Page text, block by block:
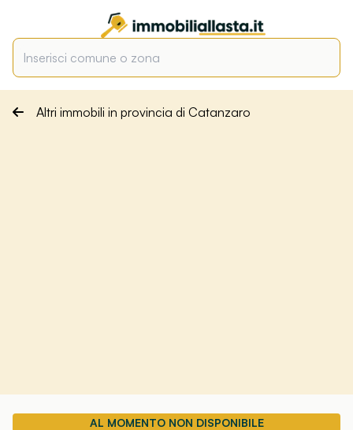
Altri immobili in provincia di Catanzaro
AL MOMENTO NON DISPONIBILE